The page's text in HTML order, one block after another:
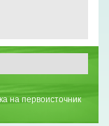
на первоисточник